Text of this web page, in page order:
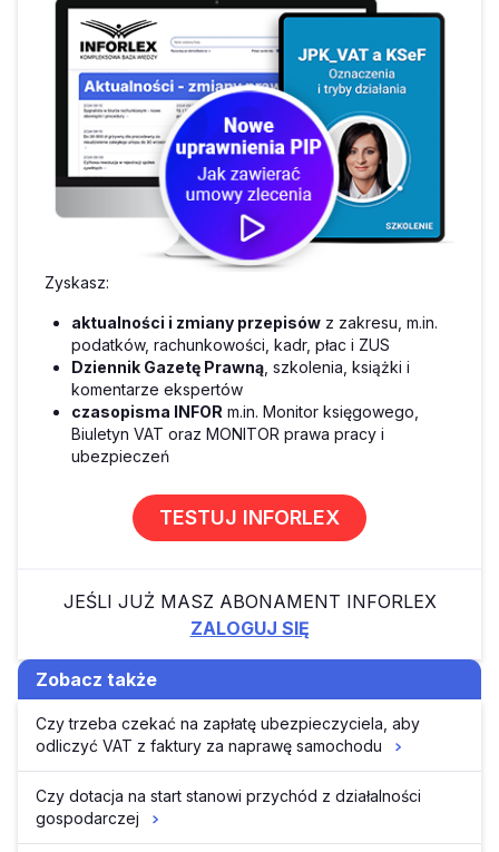
Zyskasz:
aktualności i zmiany przepisów z zakresu, m.in.
podatków, rachunkowości, kadr, płac i ZUS
Dziennik Gazetę Prawną , szkolenia, książki i
komentarze ekspertów
czasopisma INFOR m.in. Monitor księgowego,
Biuletyn VAT oraz MONITOR prawa pracy i
ubezpieczeń
TESTUJ INFORLEX
JEŚLI JUŻ MASZ ABONAMENT INFORLEX
ZALOGUJ SIĘ
Zobacz także
Czy trzeba czekać na zapłatę ubezpieczyciela, aby
odliczyć VAT z faktury za naprawę samochodu
Czy dotacja na start stanowi przychód z działalności
gospodarczej